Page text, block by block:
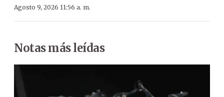
Agosto 9, 2026 11:56 a. m.
Notas más leídas